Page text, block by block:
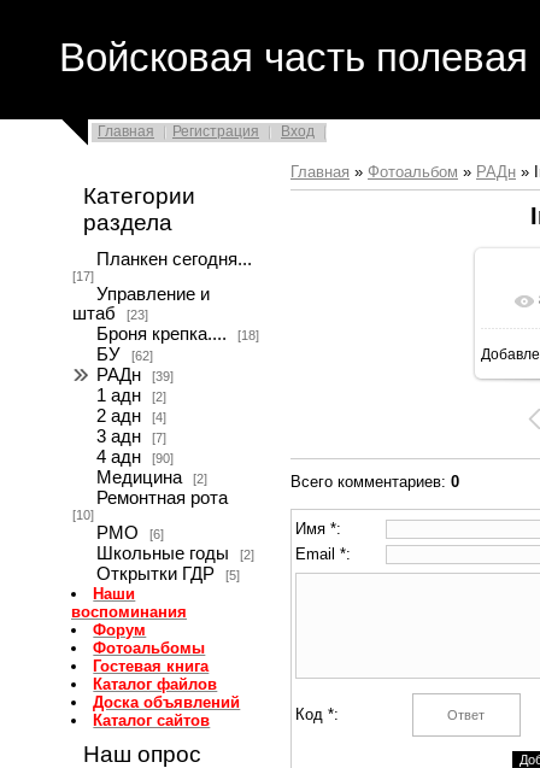
Войсковая часть полевая
Главная Регистрация Вход
Категории
раздела
Планкен сегодня...
[17]
Управление и
штаб
[23]
Броня крепка.... [18]
БУ [62]
РАДн [39]
1 адн [2]
2 адн [4]
3 адн [7]
4 адн [90]
Медицина [2]
Ремонтная рота
[10]
РМО [6]
Школьные годы [2]
Открытки ГДР [5]
Наши
воспоминания
Форум
Фотоальбомы
Гостевая книга
Каталог файлов
Доска объявлений
Каталог сайтов
Наш опрос
Главная » Фотоальбом » РАДн »
Всего комментариев: 0
Имя *:
Email *:
Код *: